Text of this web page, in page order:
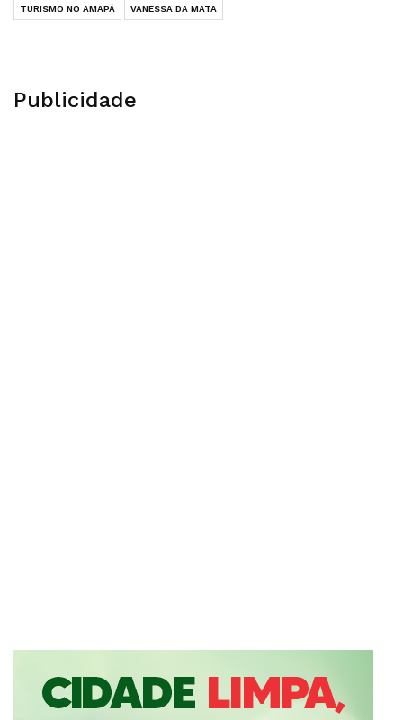
TURISMO NO AMAPÁ VANESSA DA MATA
Publicidade